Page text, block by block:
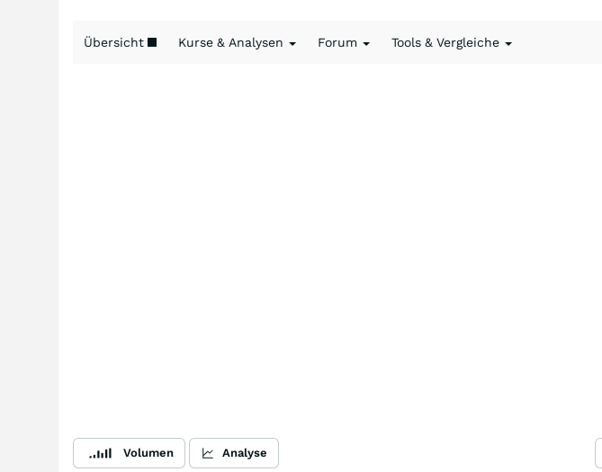
Übersicht Kurse & Analysen Forum Tools & Vergleiche
Volumen Analyse